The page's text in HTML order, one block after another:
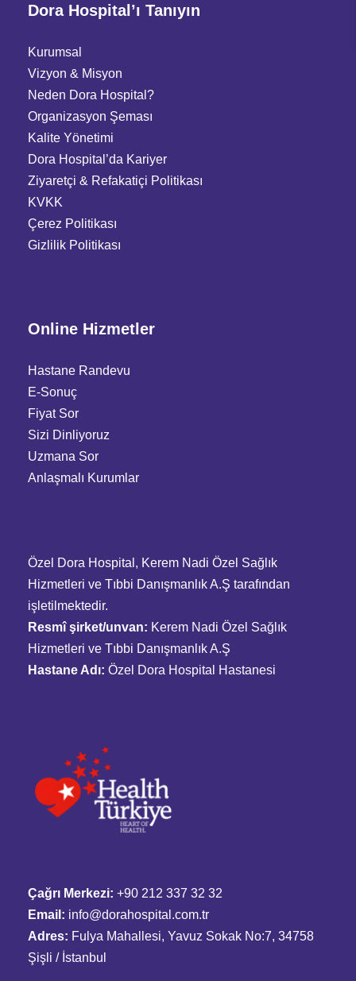
Dora Hospital’ı Tanıyın
Kurumsal
Vizyon & Misyon
Neden Dora Hospital?
Organizasyon Şeması
Kalite Yönetimi
Dora Hospital’da Kariyer
Ziyaretçi & Refakatiçi Politikası
KVKK
Çerez Politikası
Gizlilik Politikası
Online Hizmetler
Hastane Randevu
E-Sonuç
Fiyat Sor
Sizi Dinliyoruz
Uzmana Sor
Anlaşmalı Kurumlar
Özel Dora Hospital, Kerem Nadi Özel Sağlık
Hizmetleri ve Tıbbi Danışmanlık A.Ş tarafından
işletilmektedir.
Resmî şirket/unvan: Kerem Nadi Özel Sağlık
Hizmetleri ve Tıbbi Danışmanlık A.Ş
Hastane Adı: Özel Dora Hospital Hastanesi
Çağrı Merkezi: +90 212 337 32 32
Email: info@dorahospital.com.tr
Adres: Fulya Mahallesi, Yavuz Sokak No:7, 34758
Şişli / İstanbul